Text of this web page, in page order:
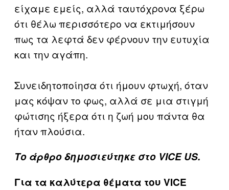
είχαμε εμείς, αλλά ταυτόχρονα ξέρω
ότι θέλω περισσότερο να εκτιμήσουν
πως τα λεφτά δεν φέρνουν την ευτυχία
και την αγάπη.
Συνειδητοποίησα ότι ήμουν φτωχή, όταν
μας κόψαν το φως, αλλά σε μια στιγμή
φώτισης ήξερα ότι η ζωή μου πάντα θα
ήταν πλούσια.
Το άρθρο δημοσιεύτηκε στο VICE US.
Για τα καλύτερα θέματα του VICE